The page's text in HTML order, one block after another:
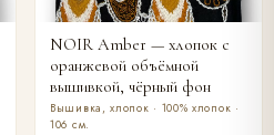
NOIR Amber — хлопок с
оранжевой объёмной
вышивкой, чёрный фон
Вышивка, хлопок · 100% хлопок ·
106 см.